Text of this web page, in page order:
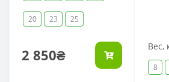
20 23 25
2 850₴ Вес,
8